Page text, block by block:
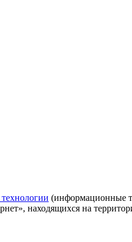
(информационные
находящихся на